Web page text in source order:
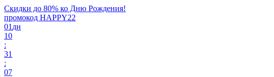
Скидки до 80% ко Дню Рождения!
промокод HAPPY22
01 дн
10
:
31
:
07